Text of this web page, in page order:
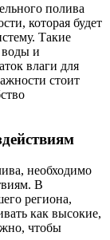
полива
которая будет
Такие
воды и
влаги для
стоит
необходимо
В
региона,
как высокие,
чтобы